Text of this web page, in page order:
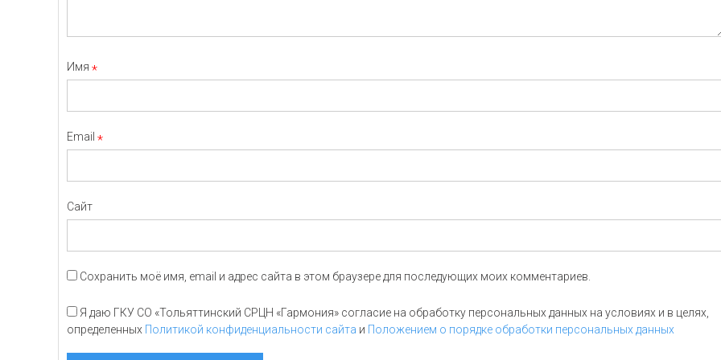
Имя *
Email *
Сайт
Сохранить моё имя, email и адрес сайта в этом браузере для последующих моих комментариев.
Я даю ГКУ СО «Тольяттинский СРЦН «Гармония» согласие на обработку персональных данных на условиях и в целях,
определенных Политикой конфиденциальности сайта и Положением о порядке обработки персональных данных